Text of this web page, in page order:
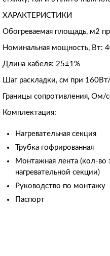
ХАРАКТЕРИСТИКИ
Обогреваемая площадь, м2
Номинальная мощность, Вт:
Длина кабеля: 25±1%
Шаг раскладки, см при
Границы сопротивления,
Комплектация:
Нагревательная секция
Трубка гофрированная
Монтажная лента (кол-во
нагревательной секции)
Руководство по монтажу
Паспорт